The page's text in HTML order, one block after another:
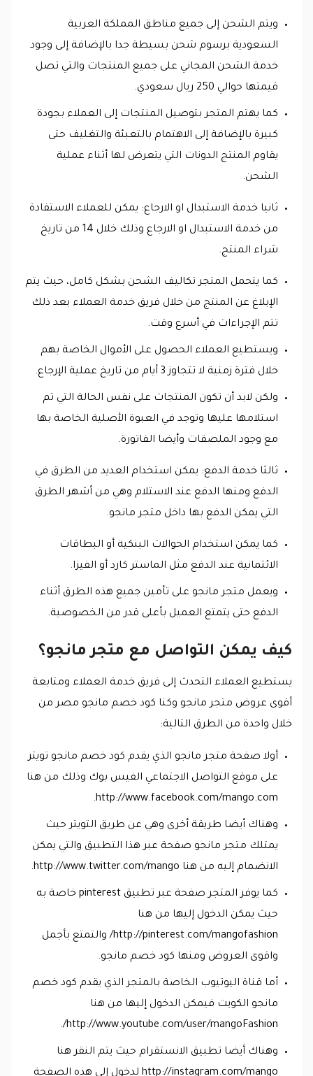
ويتم الشحن إلى جميع مناطق المملكة العربية
السعودية برسوم شحن بسيطة جدا بالإضافة إلى وجود
خدمة الشحن المجاني على جميع المنتجات والتي تصل
قيمتها حوالي 250 ريال سعودي.
كما يهتم المتجر بتوصيل المنتجات إلى العملاء بجودة
كبيرة بالإضافة إلى الاهتمام بالتعبئة والتغليف حتى
يقاوم المنتج الدونات التي يتعرض لها أثناء عملية
الشحن.
ثانيا خدمة الاستبدال او الارجاع: يمكن للعملاء الاستفادة
من خدمة الاستبدال او الارجاع وذلك خلال 14 من تاريخ
شراء المنتج.
كما يتحمل المتجر تكاليف الشحن بشكل كامل، حيث يتم
الإبلاغ عن المنتج من خلال فريق خدمة العملاء بعد ذلك
تتم الإجراءات في أسرع وقت.
ويستطيع العملاء الحصول على الأموال الخاصة بهم
خلال فترة زمنية لا تتجاوز 3 أيام من تاريخ عملية الإرجاع.
ولكن لابد أن تكون المنتجات على نفس الحالة التي تم
استلامها عليها وتوجد في العبوة الأصلية الخاصة بها
مع وجود الملصقات وأيضا الفاتورة.
ثالثا خدمة الدفع: يمكن استخدام العديد من الطرق في
الدفع ومنها الدفع عند الاستلام وهي من أشهر الطرق
التي يمكن الدفع بها داخل متجر مانجو.
كما يمكن استخدام الحوالات البنكية أو البطاقات
الائتمانية عند الدفع مثل الماستر كارد أو الفيزا.
ويعمل متجر مانجو على تأمين جميع هذه الطرق أثناء
الدفع حتى يتمتع العميل بأعلى قدر من الخصوصية.
كيف يمكن التواصل مع متجر مانجو؟
يستطيع العملاء التحدث إلى فريق خدمة العملاء ومتابعة
أقوى عروض متجر مانجو وكنا كود خصم مانجو مصر من
خلال واحدة من الطرق التالية:
أولا صفحة متجر مانجو الذي يقدم كود خصم مانجو تويتر
على موقع التواصل الاجتماعي الفيس بوك وذلك من هنا
http://www.facebook.com/mango.com.
وهناك أيضا طريقة أخرى وهي عن طريق التويتر حيث
يمتلك متجر مانجو صفحة عبر هذا التطبيق والتي يمكن
الانضمام إليه من هنا http://www.twitter.com/mango.
كما يوفر المتجر صفحة عبر تطبيق pinterest خاصة به
حيث يمكن الدخول إليها من هنا
http://pinterest.com/mangofashion/ والتمتع بأجمل
واقوى العروض ومنها كود خصم مانجو.
أما قناة اليوتيوب الخاصة بالمتجر الذي يقدم كود خصم
مانجو الكويت فيمكن الدخول إليها من هنا
http://www.youtube.com/user/mangoFashion/.
وهناك أيضا تطبيق الانستقرام حيث يتم النقر هنا
http://instagram.com/mango لدخول إلى هذه الصفحة